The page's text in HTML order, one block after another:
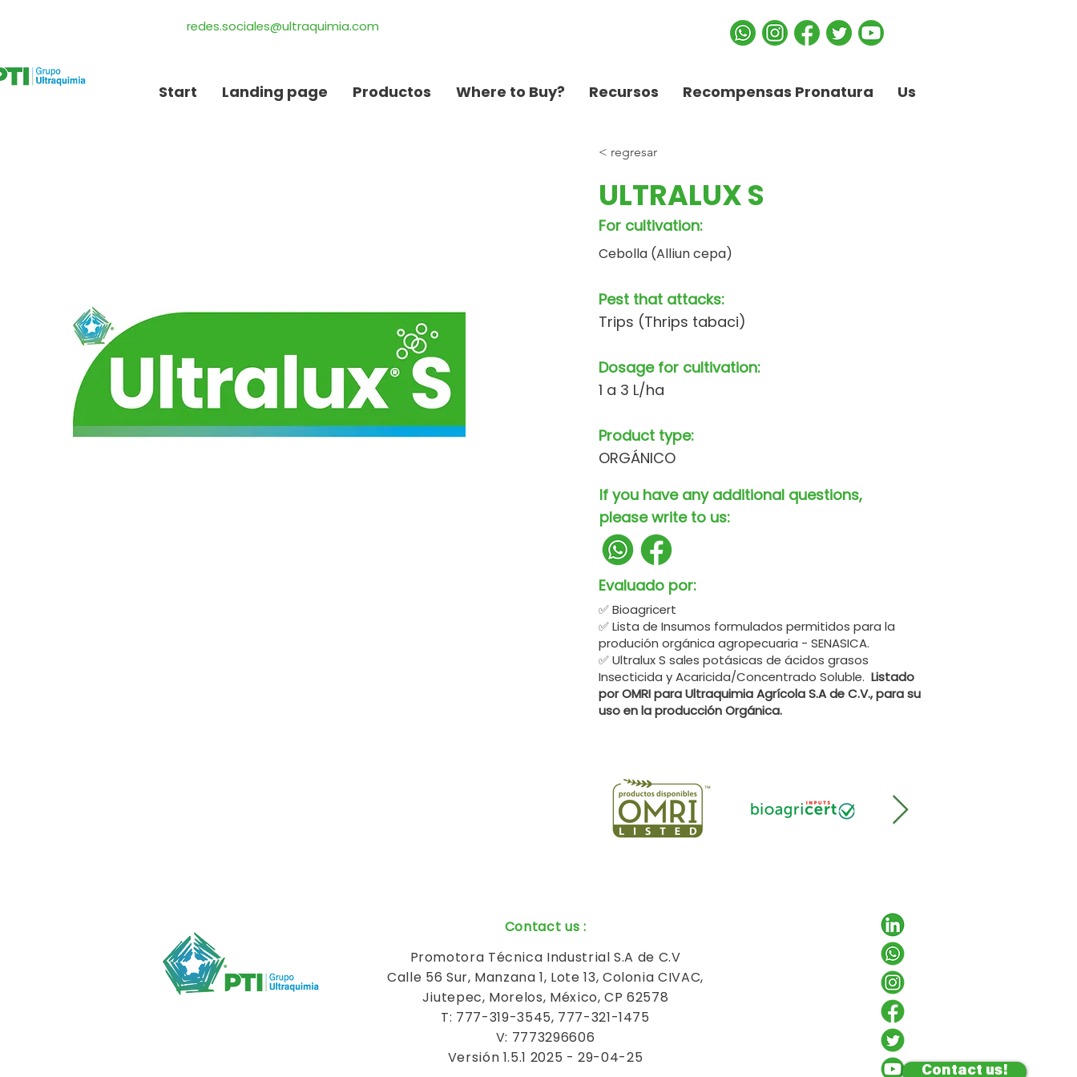
redes.sociales@ultraquimia.com
Start Landing page Productos Where to Buy? Recursos Recompensas Pronatura Us
< regresar
ULTRALUX S
For cultivation:
Cebolla (Alliun cepa)
Pest that attacks:
Trips (Thrips tabaci)
Dosage for cultivation:
1 a 3 L/ha
Product type:
ORGÁNICO
If you have any additional questions,
please write to us:
Evaluado por:
✅ Bioagricert
✅ Lista de Insumos formulados permitidos para la
produción orgánica agropecuaria - SENASICA.
✅ Ultralux S sales potásicas de ácidos grasos
Insecticida y Acaricida/Concentrado Soluble. Listado
por OMRI para Ultraquimia Agrícola S.A de C.V., para su
uso en la producción Orgánica.
Contact us!
Contact us :
Promotora Técnica Industrial S.A de C.V
Calle 56 Sur, Manzana 1, Lote 13, Colonia CIVAC,
Jiutepec, Morelos, México, CP 62578
T: 777-319-3545, 777-321-1475
V: 7773296606
Versión 1.5.1 2025 - 29-04-25